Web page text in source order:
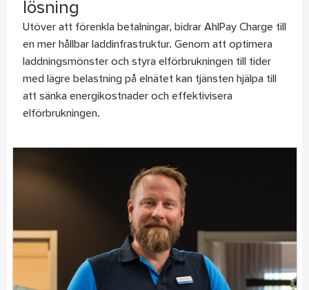
lösning
Utöver att förenkla betalningar, bidrar AhlPay Charge till
en mer hållbar laddinfrastruktur. Genom att optimera
laddningsmönster och styra elförbrukningen till tider
med lägre belastning på elnätet kan tjänsten hjälpa till
att sänka energikostnader och effektivisera
elförbrukningen.